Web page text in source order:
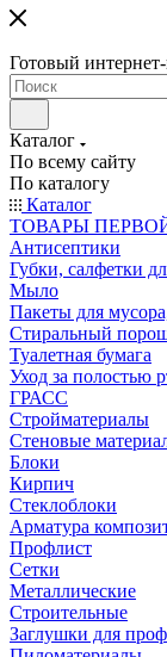
Готовый
Каталог
По всему сайту
По каталогу
Каталог
ТОВАРЫ
Антисептики
Губки, салфетки
Мыло
Пакеты для
Стиральный
Туалетная бумага
Уход за полостью
ГРАСС
Стройматериалы
Стеновые
Блоки
Кирпич
Стеклоблоки
Арматура
Профлист
Сетки
Металлические
Строительные
Заглушки для